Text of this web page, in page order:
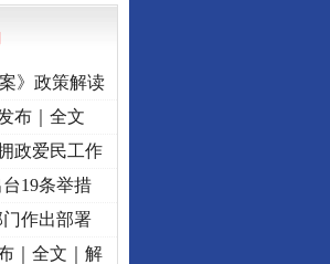
》政策解读
布｜全文
政爱民工作
19条举措
作出部署
｜全文｜解